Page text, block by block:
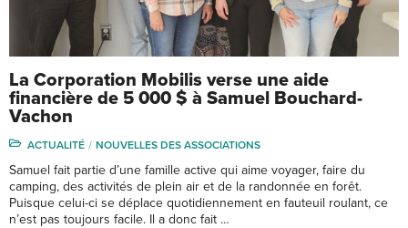
La Corporation Mobilis verse une aide
financière de 5 000 $ à Samuel Bouchard-
Vachon
ACTUALITÉ NOUVELLES DES ASSOCIATIONS
Samuel fait partie d’une famille active qui aime voyager, faire du
camping, des activités de plein air et de la randonnée en forêt.
Puisque celui-ci se déplace quotidiennement en fauteuil roulant, ce
n’est pas toujours facile. Il a donc fait …